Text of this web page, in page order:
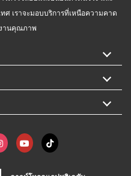
เราจะมอบบริการที่เหนือความคาด
านคุณภาพ